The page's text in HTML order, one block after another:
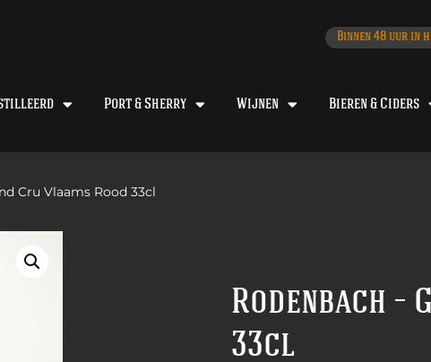
Binnen 48 uur in
Port & Sherry Wijnen Bieren & Ciders
Cru Vlaams Rood 33cl
Rodenbach –
33cl